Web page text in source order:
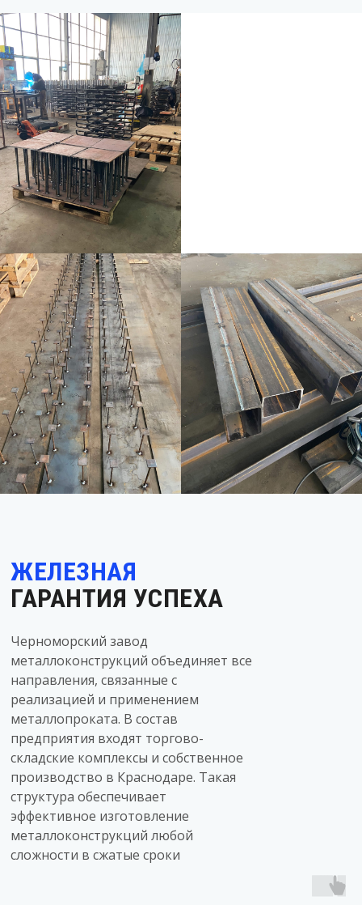
ЖЕЛЕЗНАЯ
ГАРАНТИЯ УСПЕХА
Черноморский завод
металлоконструкций объединяет все
направления, связанные с
реализацией и применением
металлопроката. В состав
предприятия входят торгово-
складские комплексы и собственное
производство в Краснодаре. Такая
структура обеспечивает
эффективное изготовление
металлоконструкций любой
сложности в сжатые сроки